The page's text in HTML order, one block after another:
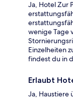
Ja, Hotel Zur
wenige Tage
Einzelheiten
findest du in
Erlaubt
Ja, Haustiere